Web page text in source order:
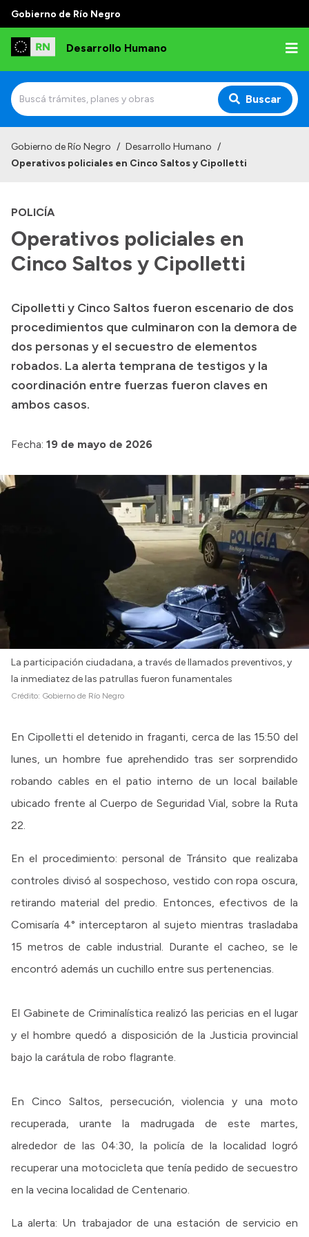
Gobierno de Río Negro
Desarrollo Humano
Buscar
Misión
Delegaciones
Normativa
Transparencia
Presupuesto
Boletín Oficial
Compras y licitaciones
Consulta de pago a proveedores
Gobierno de Río Negro / Desarrollo Humano /
Operativos policiales en Cinco Saltos y Cipolletti
POLICÍA
Operativos policiales en
Cinco Saltos y Cipolletti
Cipolletti y Cinco Saltos fueron escenario de dos
procedimientos que culminaron con la demora de
dos personas y el secuestro de elementos
robados. La alerta temprana de testigos y la
coordinación entre fuerzas fueron claves en
ambos casos.
Fecha: 19 de mayo de 2026
La participación ciudadana, a través de llamados preventivos, y
la inmediatez de las patrullas fueron funamentales
Crédito: Gobierno de Río Negro
En Cipolletti el detenido in fraganti, cerca de las 15:50 del
lunes, un hombre fue aprehendido tras ser sorprendido
robando cables en el patio interno de un local bailable
ubicado frente al Cuerpo de Seguridad Vial, sobre la Ruta
22.
En el procedimiento: personal de Tránsito que realizaba
controles divisó al sospechoso, vestido con ropa oscura,
retirando material del predio. Entonces, efectivos de la
Comisaría 4° interceptaron al sujeto mientras trasladaba
15 metros de cable industrial. Durante el cacheo, se le
encontró además un cuchillo entre sus pertenencias.
El Gabinete de Criminalística realizó las pericias en el lugar
y el hombre quedó a disposición de la Justicia provincial
bajo la carátula de robo flagrante.
En Cinco Saltos, persecución, violencia y una moto
recuperada, urante la madrugada de este martes,
alrededor de las 04:30, la policía de la localidad logró
recuperar una motocicleta que tenía pedido de secuestro
en la vecina localidad de Centenario.
La alerta: Un trabajador de una estación de servicio en